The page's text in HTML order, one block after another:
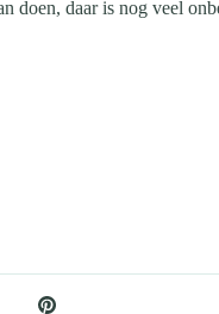
doen, daar is nog veel